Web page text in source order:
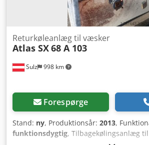
Sulz 998 km
Returkøleanlæg til væsker
Atlas SX68 A 103
Forespørge
Stand: ny, Produktionsår: 2013,
funktionsdygtig, Tilbagekølingsanlæg